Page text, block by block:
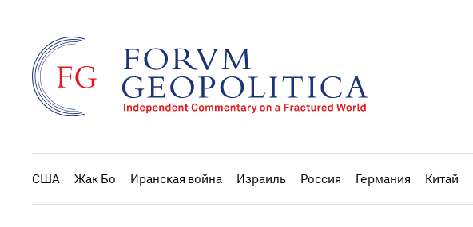
США Жак Бо Иранская война Израиль Россия Германия Китай